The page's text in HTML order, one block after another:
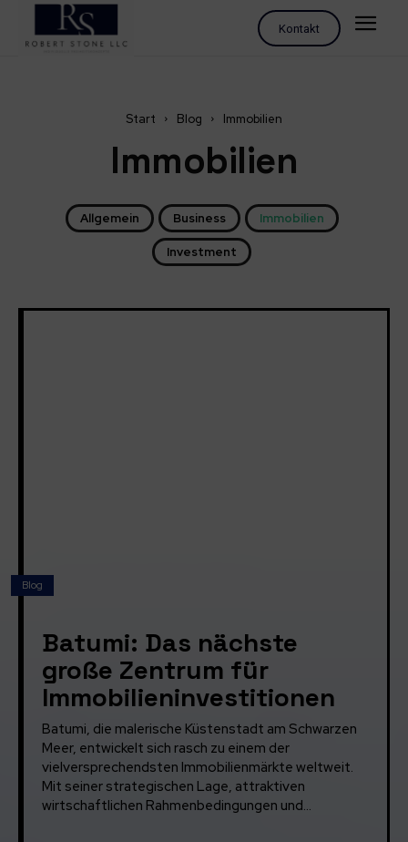
Kontakt
Start Blog Immobilien
Immobilien
Allgemein Business Immobilien
Investment
Blog
Batumi: Das nächste
große Zentrum für
Immobilieninvestitionen
Batumi, die malerische Küstenstadt am Schwarzen
Meer, entwickelt sich rasch zu einem der
vielversprechendsten Immobilienmärkte weltweit.
Mit seiner strategischen Lage, attraktiven
wirtschaftlichen Rahmenbedingungen und...